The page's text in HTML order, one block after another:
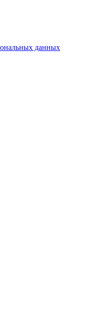
данных